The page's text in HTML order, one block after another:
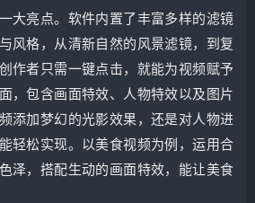
大亮点。软件内置了丰富多样的滤镜
风格，从清新自然的风景滤镜，到复
作者只需一键点击，就能为视频赋予
，包含画面特效、人物特效以及图片
添加梦幻的光影效果，还是对人物进
轻松实现。以美食视频为例，运用合
泽，搭配生动的画面特效，能让美食